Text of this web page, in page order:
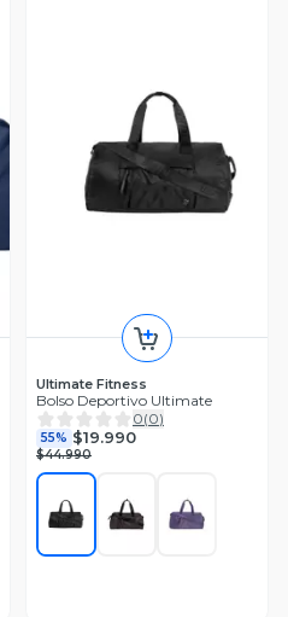
Ultimate Fitness
Bolso Deportivo Ultimate
0(0)
55% $19.990
$44.990